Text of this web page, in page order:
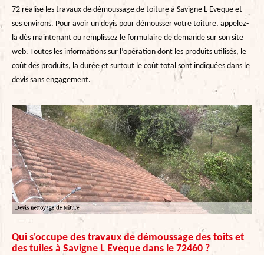
72 réalise les travaux de démoussage de toiture à Savigne L Eveque et
ses environs. Pour avoir un devis pour démousser votre toiture, appelez-
la dès maintenant ou remplissez le formulaire de demande sur son site
web. Toutes les informations sur l’opération dont les produits utilisés, le
coût des produits, la durée et surtout le coût total sont indiquées dans le
devis sans engagement.
Qui s'occupe des travaux de démoussage des toits et
des tuiles à Savigne L Eveque dans le 72460 ?